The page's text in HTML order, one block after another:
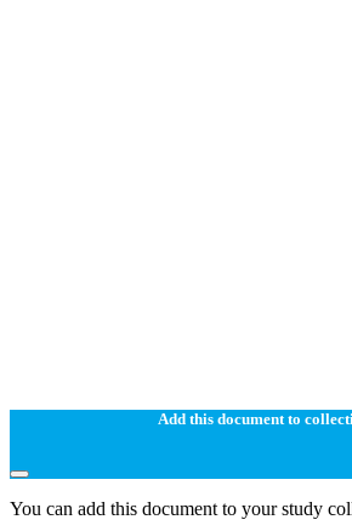
Add this document to
You can add this document to your study